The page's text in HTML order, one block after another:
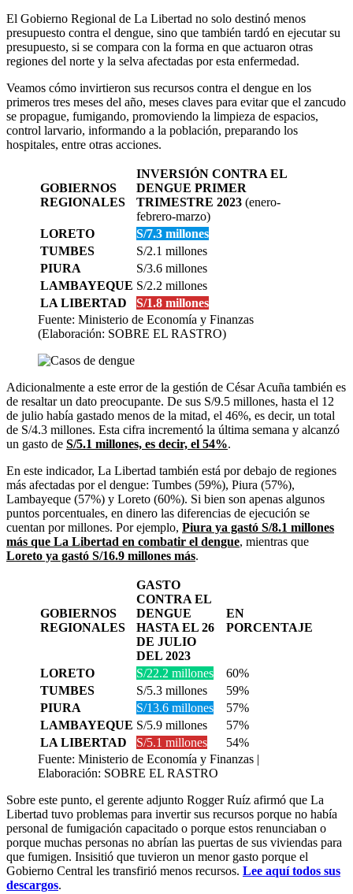
El Gobierno Regional de La Libertad no solo destinó menos
presupuesto contra el dengue, sino que también tardó en ejecutar su
presupuesto, si se compara con la forma en que actuaron otras
regiones del norte y la selva afectadas por esta enfermedad.
Veamos cómo invirtieron sus recursos contra el dengue en los
primeros tres meses del año, meses claves para evitar que el zancudo
se propague, fumigando, promoviendo la limpieza de espacios,
control larvario, informando a la población, preparando los
hospitales, entre otras acciones.
GOBIERNOS
REGIONALES
INVERSIÓN CONTRA EL
DENGUE PRIMER
TRIMESTRE 2023 (enero-
febrero-marzo)
LORETO
S/7.3 millones
TUMBES
S/2.1 millones
PIURA
S/3.6 millones
LAMBAYEQUE S/2.2 millones
LA LIBERTAD
S/1.8 millones
Fuente: Ministerio de Economía y Finanzas
(Elaboración: SOBRE EL RASTRO)
Adicionalmente a este error de la gestión de César Acuña también es
de resaltar un dato preocupante. De sus S/9.5 millones, hasta el 12
de julio había gastado menos de la mitad, el 46%, es decir, un total
de S/4.3 millones. Esta cifra incrementó la última semana y alcanzó
un gasto de S/5.1 millones, es decir, el 54%.
En este indicador, La Libertad también está por debajo de regiones
más afectadas por el dengue: Tumbes (59%), Piura (57%),
Lambayeque (57%) y Loreto (60%). Si bien son apenas algunos
puntos porcentuales, en dinero las diferencias de ejecución se
cuentan por millones. Por ejemplo, Piura ya gastó S/8.1 millones
más que La Libertad en combatir el dengue, mientras que
Loreto ya gastó S/16.9 millones más.
GOBIERNOS
REGIONALES
GASTO
CONTRA EL
DENGUE
HASTA EL 26
DE JULIO
DEL 2023
EN
PORCENTAJE
LORETO S/22.2 millones
60%
TUMBES
S/5.3 millones
59%
PIURA
S/13.6 millones
57%
LAMBAYEQUE S/5.9 millones
57%
LA LIBERTAD
S/5.1 millones
54%
Fuente: Ministerio de Economía y Finanzas |
Elaboración: SOBRE EL RASTRO
Sobre este punto, el gerente adjunto Rogger Ruíz afirmó que La
Libertad tuvo problemas para invertir sus recursos porque no había
personal de fumigación capacitado o porque estos renunciaban o
porque muchas personas no abrían las puertas de sus viviendas para
que fumigen. Insisitió que tuvieron un menor gasto porque el
Gobierno Central les transfirió menos recursos. Lee aquí todos sus
descargos.